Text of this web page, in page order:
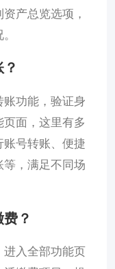
产总览选项，
功能，验证身
面，这里有多
号转账、便捷
，满足不同场
？
进入全部功能页